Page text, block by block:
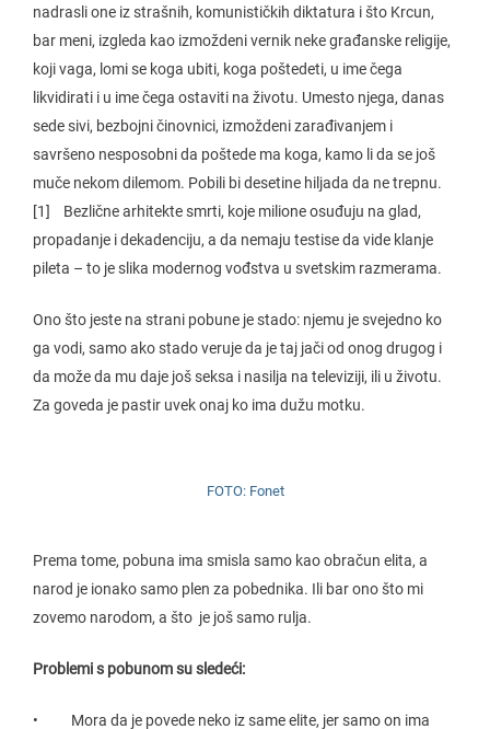
nadrasli one iz strašnih, komunističkih diktatura i što Krcun,
bar meni, izgleda kao izmoždeni vernik neke građanske religije,
koji vaga, lomi se koga ubiti, koga poštedeti, u ime čega
likvidirati i u ime čega ostaviti na životu. Umesto njega, danas
sede sivi, bezbojni činovnici, izmoždeni zarađivanjem i
savršeno nesposobni da poštede ma koga, kamo li da se još
muče nekom dilemom. Pobili bi desetine hiljada da ne trepnu.
[1] Bezlične arhitekte smrti, koje milione osuđuju na glad,
propadanje i dekadenciju, a da nemaju testise da vide klanje
pileta – to je slika modernog vođstva u svetskim razmerama.
Ono što jeste na strani pobune je stado: njemu je svejedno ko
ga vodi, samo ako stado veruje da je taj jači od onog drugog i
da može da mu daje još seksa i nasilja na televiziji, ili u životu.
Za goveda je pastir uvek onaj ko ima dužu motku.
FOTO: Fonet
Prema tome, pobuna ima smisla samo kao obračun elita, a
narod je ionako samo plen za pobednika. Ili bar ono što mi
zovemo narodom, a što je još samo rulja.
Problemi s pobunom su sledeći:
• Mora da je povede neko iz same elite, jer samo on ima